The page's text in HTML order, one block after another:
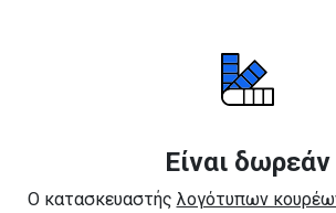
Είναι δωρεάν
Ο κατασκευαστής λογότυπων